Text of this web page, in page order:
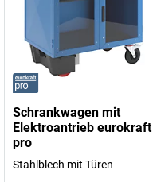
Schrankwagen mit
Elektroantrieb eurokraft
pro
Stahlblech mit Türen